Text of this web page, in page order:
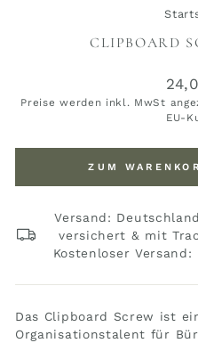
CLIPBOARD
Preis
Preise werden inkl. MwSt
EU-
ZUM
Versand:
versichert & mit
Kostenloser
Das Clipboard Screw ist
Organisationstalent für